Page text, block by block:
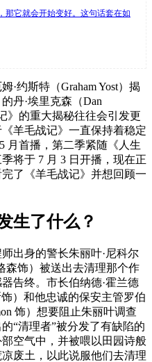
那它就会开始变好。这句话套在如
·约斯特（Graham Yost）揭
丹·埃里克森（Dan
》的重大揭秘往往会引发更
羊毛战记》一直保持着稳定
月首播，第二季紧随《人生
将于 7 月 3 日开播，现在正
了《羊毛战记》并想回顾一
生了什么？
出身的警长朱丽叶·尼科尔
森饰）被送出去清理那个作
告终。市长伯纳德·霍兰德
饰）和他忠诚的保安主管罗伯
饰）想要阻止朱丽叶调查
“清理者”被分发了有缺陷的
空气中，并被喂以田园诗般
废土，以此说服他们去清理